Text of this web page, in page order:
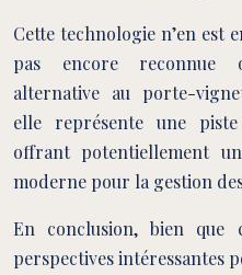
Cette technologie n’en est
pas encore reconnue
alternative au porte-
elle représente une
offrant potentiellement
moderne pour la gestion
En conclusion, bien que
perspectives intéressantes